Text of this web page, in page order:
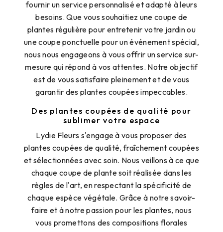
fournir un service personnalisé et adapté à leurs
besoins. Que vous souhaitiez une coupe de
plantes régulière pour entretenir votre jardin ou
une coupe ponctuelle pour un événement spécial,
nous nous engageons à vous offrir un service sur-
mesure qui répond à vos attentes. Notre objectif
est de vous satisfaire pleinement et de vous
garantir des plantes coupées impeccables.
Des plantes coupées de qualité pour
sublimer votre espace
Lydie Fleurs s'engage à vous proposer des
plantes coupées de qualité, fraîchement coupées
et sélectionnées avec soin. Nous veillons à ce que
chaque coupe de plante soit réalisée dans les
règles de l'art, en respectant la spécificité de
chaque espèce végétale. Grâce à notre savoir-
faire et à notre passion pour les plantes, nous
vous promettons des compositions florales